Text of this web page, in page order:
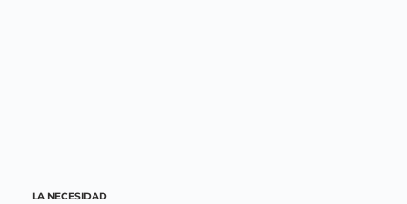
LA NECESIDAD